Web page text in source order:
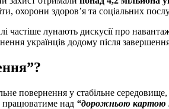
охорони здоров’я та соціальних
лунають дискусії про
українців додому після
повернення у стабільне
працюватиме над “дорожньою картою